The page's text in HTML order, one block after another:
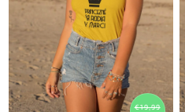
€19,99